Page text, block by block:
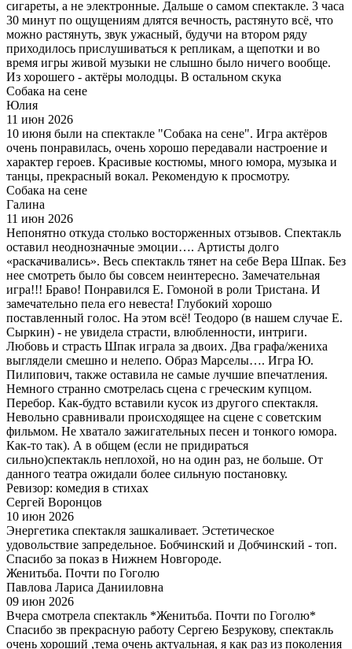
сигареты, а не электронные. Дальше о самом спектакле. 3 часа
30 минут по ощущениям длятся вечность, растянуто всё, что
можно растянуть, звук ужасный, будучи на втором ряду
приходилось прислушиваться к репликам, а щепотки и во
время игры живой музыки не слышно было ничего вообще.
Из хорошего - актёры молодцы. В остальном скука
Собака на сене
Юлия
11 июн 2026
10 июня были на спектакле "Собака на сене". Игра актёров
очень понравилась, очень хорошо передавали настроение и
характер героев. Красивые костюмы, много юмора, музыка и
танцы, прекрасный вокал. Рекомендую к просмотру.
Собака на сене
Галина
11 июн 2026
Непонятно откуда столько восторженных отзывов. Спектакль
оставил неоднозначные эмоции…. Артисты долго
«раскачивались». Весь спектакль тянет на себе Вера Шпак. Без
нее смотреть было бы совсем неинтересно. Замечательная
игра!!! Браво! Понравился Е. Гомоной в роли Тристана. И
замечательно пела его невеста! Глубокий хорошо
поставленный голос. На этом всё! Теодоро (в нашем случае Е.
Сыркин) - не увидела страсти, влюбленности, интриги.
Любовь и страсть Шпак играла за двоих. Два графа/жениха
выглядели смешно и нелепо. Образ Марселы…. Игра Ю.
Пилипович, также оставила не самые лучшие впечатления.
Немного странно смотрелась сцена с греческим купцом.
Перебор. Как-будто вставили кусок из другого спектакля.
Невольно сравнивали происходящее на сцене с советским
фильмом. Не хватало зажигательных песен и тонкого юмора.
Как-то так). А в общем (если не придираться
сильно)спектакль неплохой, но на один раз, не больше. От
данного театра ожидали более сильную постановку.
Ревизор: комедия в стихах
Сергей Воронцов
10 июн 2026
Энергетика спектакля зашкаливает. Эстетическое
удовольствие запредельное. Бобчинский и Добчинский - топ.
Спасибо за показ в Нижнем Новгороде.
Женитьба. Почти по Гоголю
Павлова Лариса Данииловна
09 июн 2026
Вчера смотрела спектакль *Женитьба. Почти по Гоголю*
Спасибо зв прекрасную работу Сергею Безрукову, спектакль
очень хороший ,тема очень актуальная, я как раз из поколения